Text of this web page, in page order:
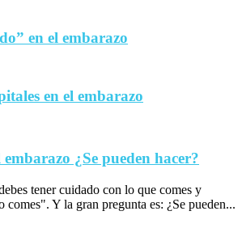
en el embarazo
en el embarazo
¿Se pueden hacer?
tener cuidado con lo que comes y
comes". Y la gran pregunta es: ¿Se pueden...